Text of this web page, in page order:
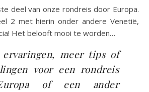
deel van onze rondreis door Europa.
2 met hierin onder andere Venetië,
Het belooft mooi te worden…
meer tips of
voor een rondreis
of een ander